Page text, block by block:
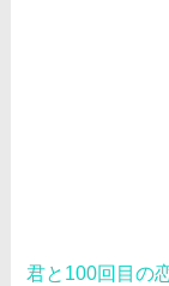
君と100回目の